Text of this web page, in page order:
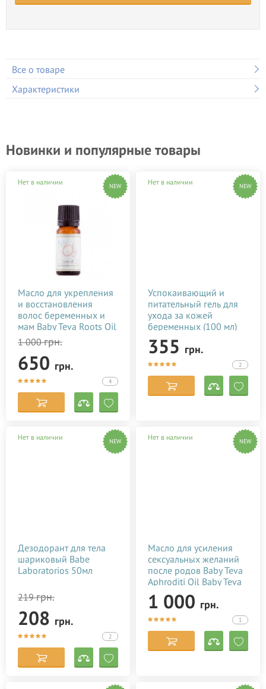
Все о товаре
Характеристики
Новинки и популярные товары
Нет в наличии NEW
Масло для укрепления
и восстановления
волос беременных и
мам Baby Teva Roots Oil
10 мл
1 000грн.
650 грн.
4
Нет в наличии NEW
Успокаивающий и
питательный гель для
ухода за кожей
беременных (100 мл)
355 грн.
2
Нет в наличии NEW
Дезодорант для тела
шариковый Babe
Laboratorios 50мл
219грн.
208 грн.
2
Нет в наличии NEW
Масло для усиления
сексуальных желаний
после родов Baby Teva
Aphroditi Oil Baby Teva
100 мл
1 000 грн.
1